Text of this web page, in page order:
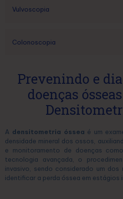
Vulvoscopia
Colonoscopia
Prevenindo e
doenças
A densitometria óssea é um
densidade mineral dos ossos,
e monitoramento de doenças
tecnologia avançada, o
invasivo, sendo considerado um
identificar a perda óssea em estágios